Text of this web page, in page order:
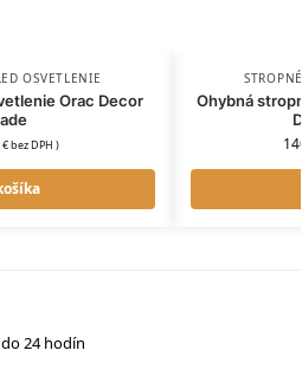
OSVETLENIE
Orac Decor
€bez DPH )
Ohybná
24 hodín